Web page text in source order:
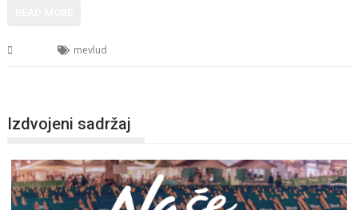
mevlud
Izdvojeni sadržaj